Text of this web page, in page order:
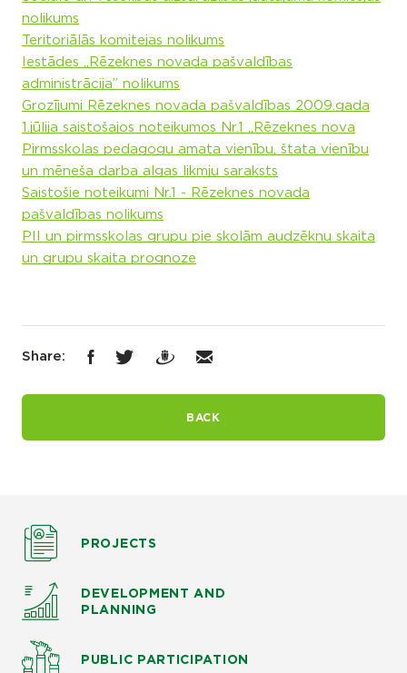
nolikums
Teritoriālās komitejas nolikums
Iestādes „Rēzeknes novada pašvaldības
administrācija” nolikums
Grozījumi Rēzeknes novada pašvaldības 2009.gada
1.jūlija saistošajos noteikumos Nr.1 „Rēzeknes nova
Pirmsskolas pedagogu amata vienību, štata vienību
un mēneša darba algas likmju saraksts
Saistošie noteikumi Nr.1 - Rēzeknes novada
pašvaldības nolikums
PII un pirmsskolas grupu pie skolām audzēkņu skaita
un grupu skaita prognoze
Share:
BACK
PROJECTS
DEVELOPMENT AND
PLANNING
PUBLIC PARTICIPATION